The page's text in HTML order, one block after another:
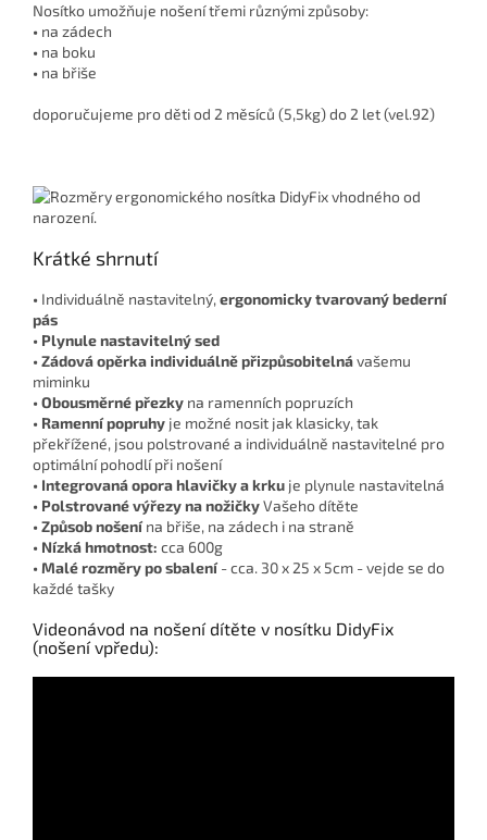
Nosítko umožňuje nošení třemi různými způsoby:
• na zádech
• na boku
• na břiše
doporučujeme pro děti od 2 měsíců (5,5kg) do 2 let (vel.92)
Krátké shrnutí
• Individuálně nastavitelný, ergonomicky tvarovaný bederní
pás
• Plynule nastavitelný sed
• Zádová opěrka individuálně přizpůsobitelnávašemu
miminku
• Obousměrné přezky na ramenních popruzích
• Ramenní popruhy je možné nosit jak klasicky, tak
překřížené, jsou polstrované a individuálně nastavitelné pro
optimální pohodlí při nošení
• Integrovaná opora hlavičky a krku je plynule nastavitelná
• Polstrované výřezy na nožičkyVašeho dítěte
• Způsob nošení na břiše, na zádech i na straně
• Nízká hmotnost: cca 600g
• Malé rozměry po sbalení - cca. 30 x 25 x 5cm - vejde se do
každé tašky
Videonávod na nošení dítěte v nosítku DidyFix
(nošení vpředu):